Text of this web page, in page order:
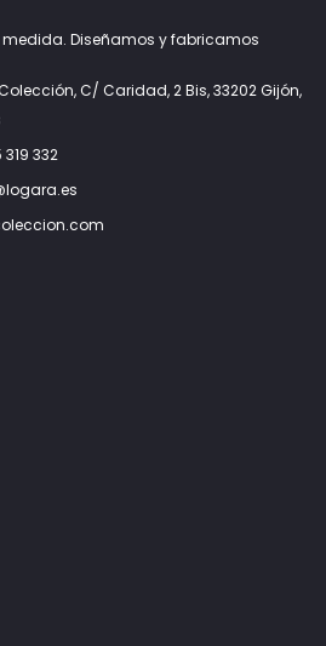
Diseñamos y fabricamos
C/ Caridad, 2 Bis, 33202 Gijón,
332